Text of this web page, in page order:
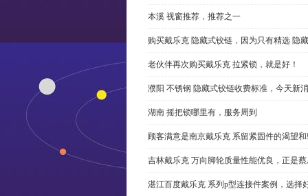
本溪 视窗推荐，推荐之一
购买戴乐克 隐藏式铰链，因为只有精选 隐
老伙伴再次购买戴乐克 拉紧锁，就是好！
濮阳 不锈钢 隐藏式铰链收费标准，今天新
湖南 摇把锁哪里有，服务周到
顾客满意是南京戴乐克 系留紧固件的渴望
吉林戴乐克 万向脚轮质量性能优良，正是
湛江百度戴乐克 系列p型连接件案例，选择